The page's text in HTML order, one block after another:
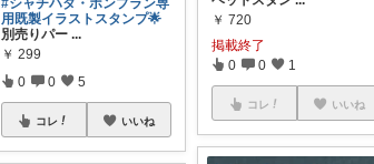
用既製イラストスタンプ🌟
別売りパー ...
￥ 299
0 0 5
コレ いいね
￥ 720
掲載終了
0 0 1
コレ いいね